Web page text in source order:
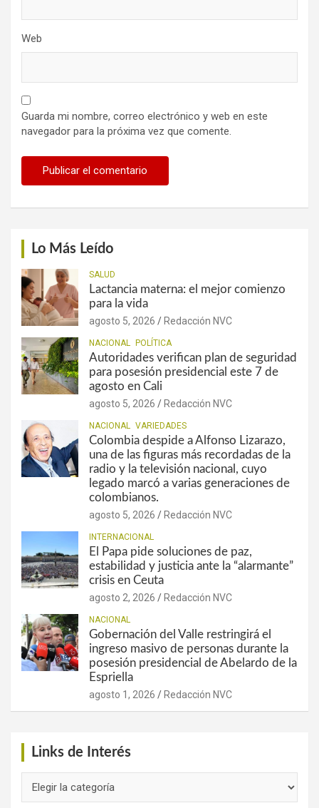
Web
Guarda mi nombre, correo electrónico y web en este
navegador para la próxima vez que comente.
Lo Más Leído
SALUD
Lactancia materna: el mejor comienzo
para la vida
agosto 5, 2026 Redacción NVC
NACIONAL POLÍTICA
Autoridades verifican plan de seguridad
para posesión presidencial este 7 de
agosto en Cali
agosto 5, 2026 Redacción NVC
NACIONAL VARIEDADES
Colombia despide a Alfonso Lizarazo,
una de las figuras más recordadas de la
radio y la televisión nacional, cuyo
legado marcó a varias generaciones de
colombianos.
agosto 5, 2026 Redacción NVC
INTERNACIONAL
El Papa pide soluciones de paz,
estabilidad y justicia ante la “alarmante”
crisis en Ceuta
agosto 2, 2026 Redacción NVC
NACIONAL
Gobernación del Valle restringirá el
ingreso masivo de personas durante la
posesión presidencial de Abelardo de la
Espriella
agosto 1, 2026 Redacción NVC
Links de Interés